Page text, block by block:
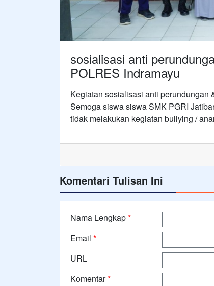
sosialisasi anti
POLRES Indramayu
Kegiatan sosialisasi anti perundungan
Semoga siswa siswa SMK PGRI
tidak melakukan kegiatan bullying /
Komentari Tulisan Ini
Nama Lengkap*
Email *
URL
Komentar*